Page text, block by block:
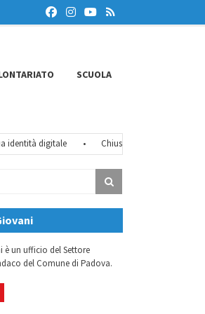
SCUOLA
digitale Chiusure estive 2026
è un ufficio del Settore
del Comune di Padova.